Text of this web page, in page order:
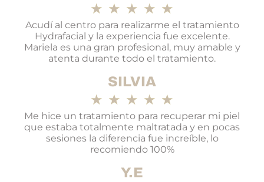
★ ★ ★ ★ ★
Acudí al centro para realizarme el tratamiento
Hydrafacial y la experiencia fue excelente.
Mariela es una gran profesional, muy amable y
atenta durante todo el tratamiento.
SILVIA
★ ★ ★ ★ ★
Me hice un tratamiento para recuperar mi piel
que estaba totalmente maltratada y en pocas
sesiones la diferencia fue increíble, lo
recomiendo 100%
Y.E